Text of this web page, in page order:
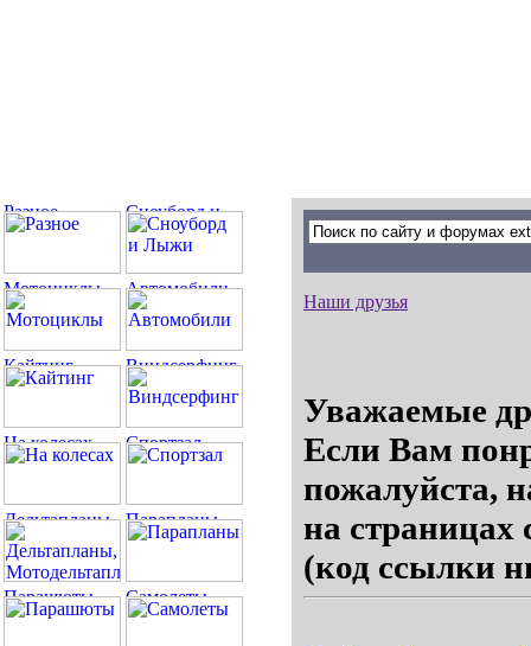
Наши друзья
Уважаемые
Если Вам
пожалуйста,
на страницах
(код ссылки